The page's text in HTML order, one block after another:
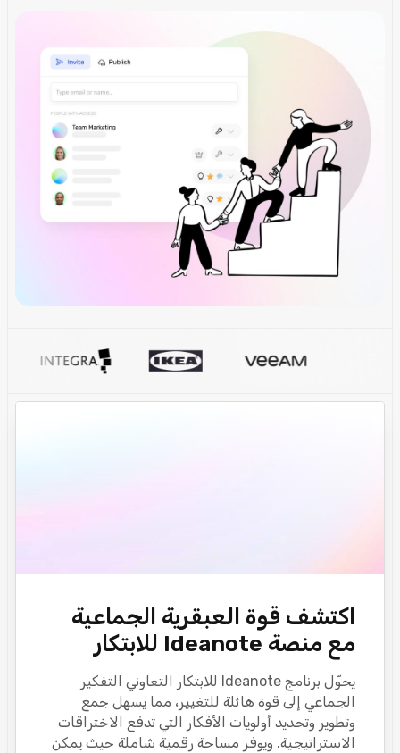
اكتشف قوة العبقرية الجماعية
مع منصة Ideanote للابتكار
يحوّل برنامج Ideanote للابتكار التعاوني التفكير
الجماعي إلى قوة هائلة للتغيير، مما يسهل جمع
وتطوير وتحديد أولويات الأفكار التي تدفع الاختراقات
الاستراتيجية. ويوفر مساحة رقمية شاملة حيث يمكن